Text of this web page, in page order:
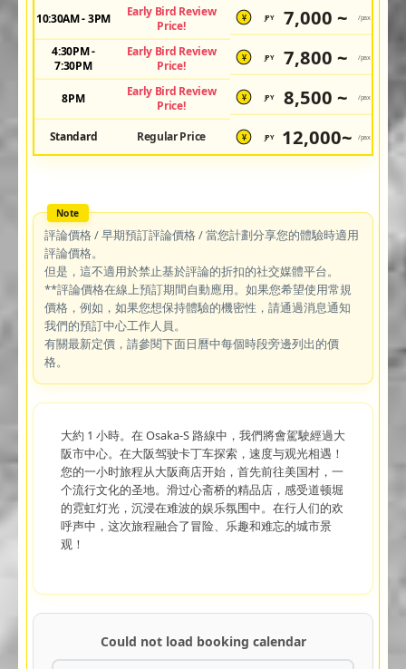
10:30AM - 3PM
Early Bird Review
Price!
¥ JPY 7,000 ~ /pax
4:30PM -
7:30PM
Early Bird Review
Price!
¥ JPY 7,800 ~ /pax
8PM
Early Bird Review
Price!
¥ JPY 8,500 ~ /pax
Standard Regular Price ¥ JPY 12,000~ /pax
評論價格 / 早期預訂評論價格 / 當您計劃分享您的體驗時適用
評論價格。
但是，這不適用於禁止基於評論的折扣的社交媒體平台。
**評論價格在線上預訂期間自動應用。如果您希望使用常規
價格，例如，如果您想保持體驗的機密性，請通過消息通知
我們的預訂中心工作人員。
有關最新定價，請參閱下面日曆中每個時段旁邊列出的價
格。
大約 1 小時。在 Osaka-S 路線中，我們將會駕駛經過大
阪市中心。在大阪驾驶卡丁车探索，速度与观光相遇！
您的一小时旅程从大阪商店开始，首先前往美国村，一
个流行文化的圣地。滑过心斋桥的精品店，感受道顿堀
的霓虹灯光，沉浸在难波的娱乐氛围中。在行人们的欢
呼声中，这次旅程融合了冒险、乐趣和难忘的城市景
观！
Could not load booking calendar